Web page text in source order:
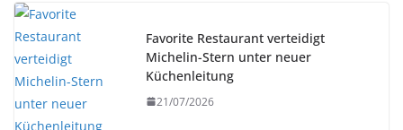
Favorite Restaurant verteidigt
Michelin-Stern unter neuer
Küchenleitung
21/07/2026